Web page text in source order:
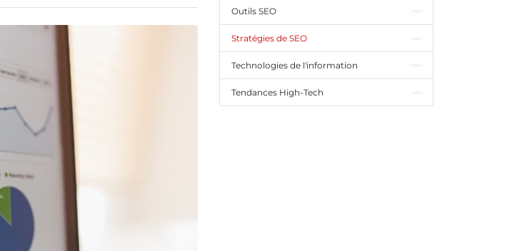
Outils SEO
Stratégies de SEO
Technologies de l'information
Tendances High-Tech